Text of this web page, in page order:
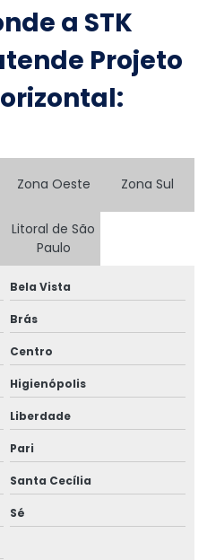
Mato Grosso
Preço
Estrutural
a STK
Projeto
Zona Oeste Zona Sul
Litoral de São
Paulo
Bela Vista
Brás
Centro
Higienópolis
Liberdade
Pari
Santa Cecília
Sé